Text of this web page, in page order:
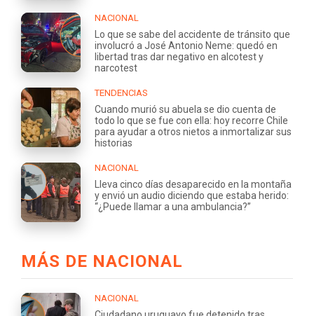
NACIONAL
Lo que se sabe del accidente de tránsito que
involucró a José Antonio Neme: quedó en
libertad tras dar negativo en alcotest y
narcotest
TENDENCIAS
Cuando murió su abuela se dio cuenta de
todo lo que se fue con ella: hoy recorre Chile
para ayudar a otros nietos a inmortalizar sus
historias
NACIONAL
Lleva cinco días desaparecido en la montaña
y envió un audio diciendo que estaba herido:
“¿Puede llamar a una ambulancia?”
MÁS DE NACIONAL
NACIONAL